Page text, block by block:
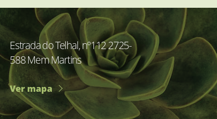
Estrada do Telhal, nº112 2725-
588 Mem Martins
Ver mapa